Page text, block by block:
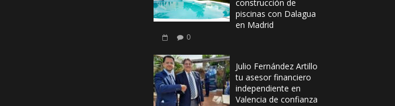
construcción de
piscinas con Dalagua
en Madrid
0
Julio Fernández Artillo
tu asesor financiero
independiente en
Valencia de confianza